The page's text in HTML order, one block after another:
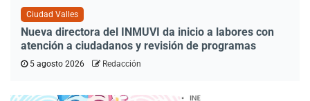
Ciudad Valles
Nueva directora del INMUVI da inicio a labores con
atención a ciudadanos y revisión de programas
5 agosto 2026 Redacción